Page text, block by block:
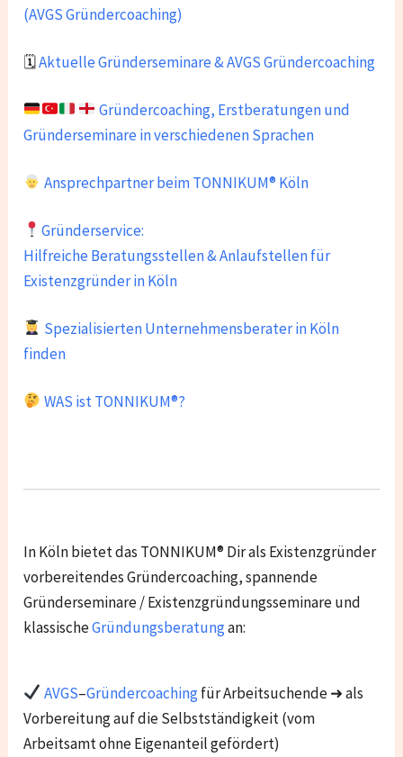
(AVGS Gründercoaching)
🗓Aktuelle Gründerseminare & AVGS Gründercoaching
Gründercoaching, Erstberatungen und
Gründerseminare in verschiedenen Sprachen
Ansprechpartner beim TONNIKUM® Köln
Gründerservice:
Hilfreiche Beratungsstellen & Anlaufstellen für
Existenzgründer in Köln
Spezialisierten Unternehmensberater in Köln
finden
WAS ist TONNIKUM®?
In Köln bietet das TONNIKUM® Dir als Existenzgründer
vorbereitendes Gründercoaching, spannende
Gründerseminare / Existenzgründungsseminare und
klassischeGründungsberatungan:
AVGS–Gründercoachingfür Arbeitsuchende ➜ als
Vorbereitung auf die Selbstständigkeit (vom
Arbeitsamt ohne Eigenanteil gefördert)